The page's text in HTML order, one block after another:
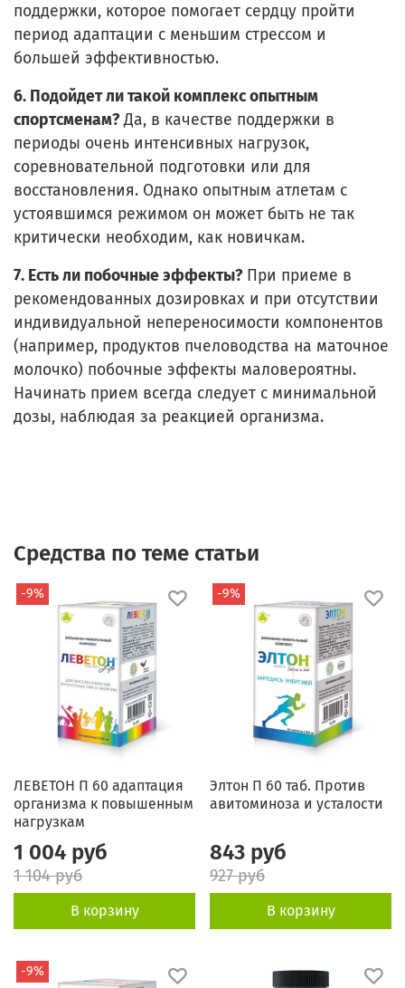
поддержки, которое помогает сердцу пройти
период адаптации с меньшим стрессом и
большей эффективностью.
6. Подойдет ли такой комплекс опытным
спортсменам?Да, в качестве поддержки в
периоды очень интенсивных нагрузок,
соревновательной подготовки или для
восстановления. Однако опытным атлетам с
устоявшимся режимом он может быть не так
критически необходим, как новичкам.
7. Есть ли побочные эффекты?При приеме в
рекомендованных дозировках и при отсутствии
индивидуальной непереносимости компонентов
(например, продуктов пчеловодства на маточное
молочко) побочные эффекты маловероятны.
Начинать прием всегда следует с минимальной
дозы, наблюдая за реакцией организма.
Средства по теме статьи
-9%
ЛЕВЕТОН П 60 адаптация
организма к повышенным
нагрузкам
1 004 руб
1 104 руб
В корзину
-9%
Элтон П 60 таб. Против
авитоминоза и усталости
843 руб
927 руб
В корзину
-9%